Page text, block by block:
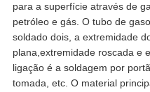
para a superfície através de
petróleo e gás. O tubo de
soldado dois, a extremidade
plana,extremidade roscada e
ligação é a soldagem por
tomada, etc. O material